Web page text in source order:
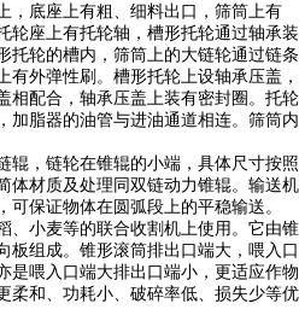
，底座上有粗、细料出口，筛筒上有
轮座上有托轮轴，槽形托轮通过轴承装
托轮的槽内，筛筒上的大链轮通过链条
外弹性刷。槽形托轮上设轴承压盖，
相配合，轴承压盖上装有密封圈。托轮
加脂器的油管与进油通道相连。筛筒内
辊，链轮在锥辊的小端，具体尺寸按照
体材质及处理同双链动力锥辊。输送机
保证物体在圆弧段上的平稳输送。
、小麦等的联合收割机上使用。它由锥
板组成。锥形滚筒排出口端大，喂入口
是喂入口端大排出口端小，更适应作物
柔和、功耗小、破碎率低、损失少等优